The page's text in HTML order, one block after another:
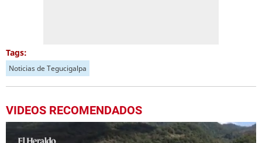
Tags:
Noticias de Tegucigalpa
VIDEOS RECOMENDADOS